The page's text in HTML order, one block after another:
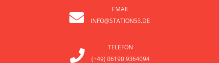
EMAIL
INFO@STATION55.DE
TELEFON
(+49) 06190 9364094